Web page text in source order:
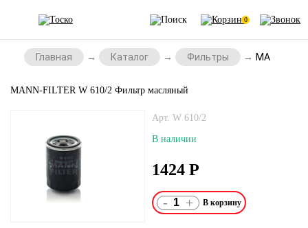
0
Главная Каталог Фильтры MANN-
MANN-FILTER W 610/2 Фильтр масляный
Арт. W 610/2
В наличии
1424 Р
- +